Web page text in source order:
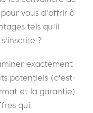
vous d'offrir à
tels qu'il
?
exactement
potentiels (c'est-
et la garantie).
qui